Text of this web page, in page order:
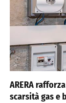
ARERA
scarsità gas e